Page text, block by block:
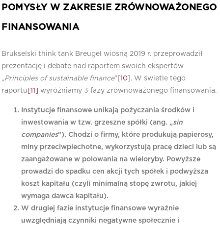
POMYSŁY W ZAKRESIE ZRÓWNOWAŻONEGO
FINANSOWANIA
Brukselski think tank Breugel wiosną 2019 r. przeprowadził
prezentację i debatę nad raportem swoich ekspertów
„Principles of sustainable finance” [10] . W świetle tego
raportu [11] wyróżniamy 3 fazy zrównoważonego finansowania.
Instytucje finansowe unikają pożyczania środków i
inwestowania w tzw. grzeszne spółki (ang. „sin
companies”). Chodzi o firmy, które produkują papierosy,
miny przeciwpiechotne, wykorzystują pracę dzieci lub są
zaangażowane w polowania na wieloryby. Powyższe
prowadzi do spadku cen akcji tych spółek i podwyższa
koszt kapitału (czyli minimalną stopę zwrotu, jakiej
wymaga dawca kapitału).
W drugiej fazie instytucje finansowe wyraźnie
uwzględniają czynniki negatywne społecznie i